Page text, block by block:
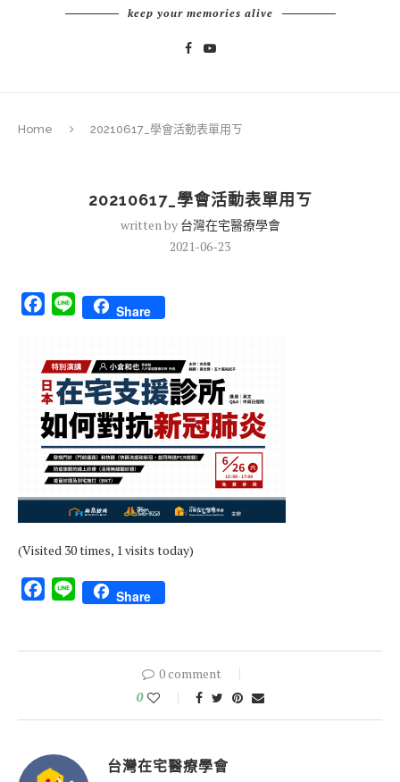
keep your memories alive
Home 20210617_學會活動表單用ㄎ
20210617_學會活動表單用ㄎ
written by 台灣在宅醫療學會
2021-06-23
Facebook
Line Share
(Visited 30 times, 1 visits today)
Facebook
Line Share
0 comment
0
台灣在宅醫療學會